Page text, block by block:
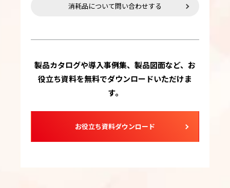
消耗品について問い合わせする
製品カタログや導入事例集、製品図面など、お
役立ち資料を無料でダウンロードいただけま
す。
お役立ち資料ダウンロード